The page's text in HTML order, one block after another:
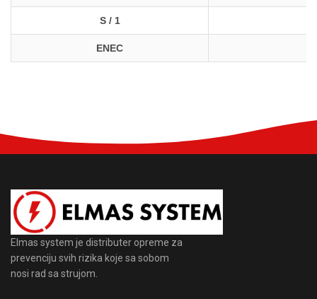
S / 1
ENEC
Elmas system je distributer opreme za
prevenciju svih rizika koje sa sobom
nosi rad sa strujom.